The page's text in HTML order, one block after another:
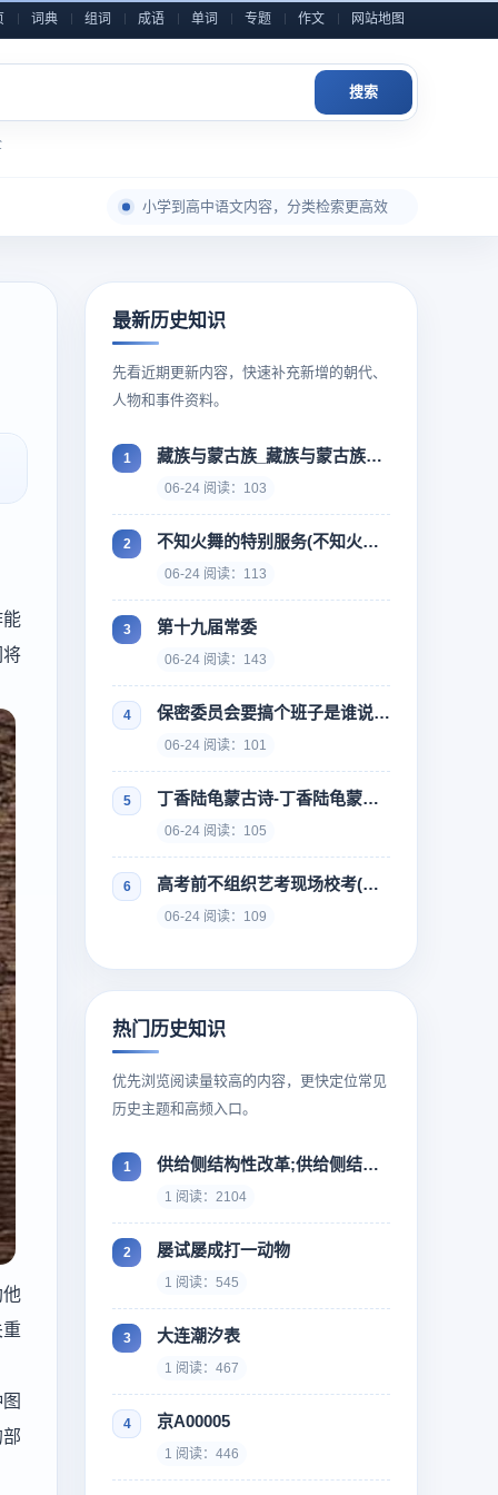
词典 组词 成语 单词 专题 作文 网站地图
搜索
每日积累一点，表达自然更从容
精选汉字词语解析，查找更省心
作文金句和素材灵感，积累写作不发愁
能
将
他
最新历史知识
先看近期更新内容，快速补充新增的朝代、
人物和事件资料。
藏族与蒙古族_藏族与蒙古族有着相似的基因
06-24 阅读：103
不知火舞的特别服务(不知火舞的特别训练)
06-24 阅读：113
第十九届常委
06-24 阅读：143
保密委员会要搞个班子是谁说的-谁指出保密委员会要搞几个班子
06-24 阅读：101
丁香陆龟蒙古诗-丁香陆龟蒙古诗翻译
06-24 阅读：105
高考前不组织艺考现场校考(高考前不组织艺考现场校考会怎么样)
06-24 阅读：109
热门历史知识
优先浏览阅读量较高的内容，更快定位常见
历史主题和高频入口。
供给侧结构性改革;供给侧结构性改革什么时候提出来
1 阅读：2104
屡试屡成打一动物
1 阅读：545
大连潮汐表
1 阅读：467
京A00005
1 阅读：446